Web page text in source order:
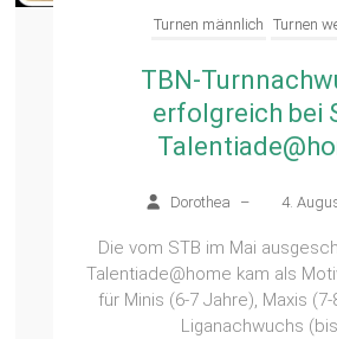
Turnen männlich Turnen
TBN-
erfolgreich bei
Dorothea – 4.
Die vom STB im Mai
Talentiade@home kam als
für Minis (6-7 Jahre), Maxis
Liganachwuchs